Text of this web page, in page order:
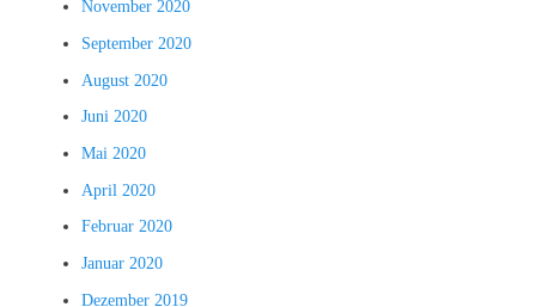
November 2020
September 2020
August 2020
Juni 2020
Mai 2020
April 2020
Februar 2020
Januar 2020
Dezember 2019